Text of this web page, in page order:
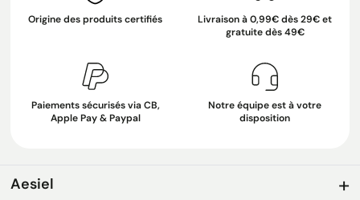
Origine des produits certifiés
Livraison à 0,99€ dès 29€ et
gratuite dès 49€
Paiements sécurisés via CB,
Apple Pay & Paypal
Notre équipe est à votre
disposition
Aesiel